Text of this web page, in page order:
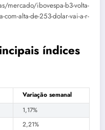
mercado/ibovespa-b3-volta-
com-alta-de-253-dolar-vai-a-r-
índices
Variação semanal
1,17%
2,21%